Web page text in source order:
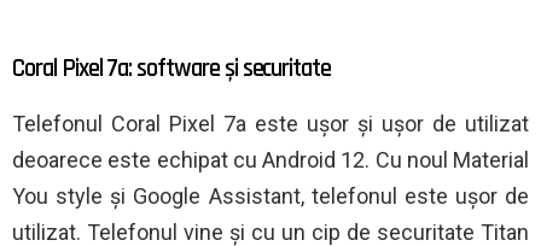
Coral Pixel 7a: software și securitate
Telefonul Coral Pixel 7a este ușor și ușor de utilizat
deoarece este echipat cu Android 12. Cu noul Material
You style și Google Assistant, telefonul este ușor de
utilizat. Telefonul vine și cu un cip de securitate Titan